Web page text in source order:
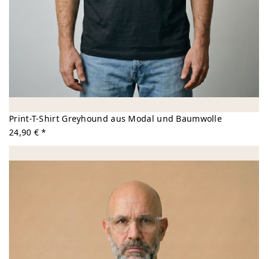
Print-T-Shirt Greyhound aus Modal und Baumwolle
24,90 € *